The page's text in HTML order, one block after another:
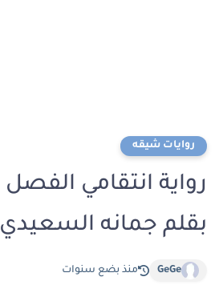
روايات شيقه
بقلم جمانه السعيدي
GeGe منذ بضع سنوات